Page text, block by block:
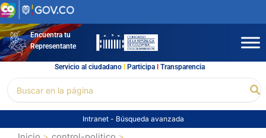
Ir
al
contenidoEncuentra tu
Representante
Servicio al ciudadano l Participal Transparencia
por:
Intranet - Búsqueda avanzada